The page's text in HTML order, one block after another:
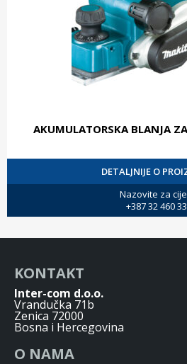
AKUMULATORSKA BLANJA
DETALJNIJE O
Nazovite za
+387 32 460
KONTAKT
Inter-com d.o.o.
Vrandučka 71b
Zenica 72000
Bosna i Hercegovina
O NAMA